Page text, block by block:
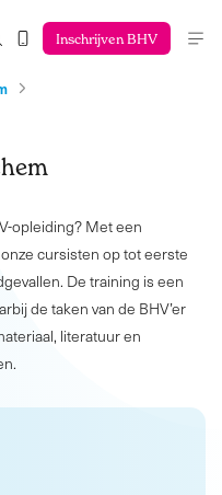
Inschrijven BHV
opleiding? Met een
cursisten op tot eerste
De training is een
de taken van de BHV’er
literatuur en